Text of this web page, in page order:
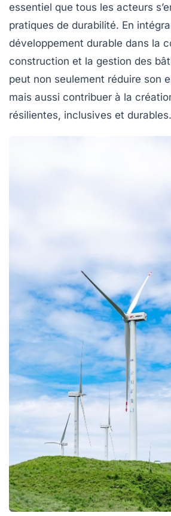
essentiel que tous les acteurs
pratiques de durabilité. En
développement durable dans la
construction et la gestion des
peut non seulement réduire son
mais aussi contribuer à la
résilientes, inclusives et durables.